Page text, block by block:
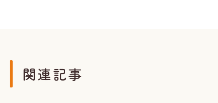
関連記事